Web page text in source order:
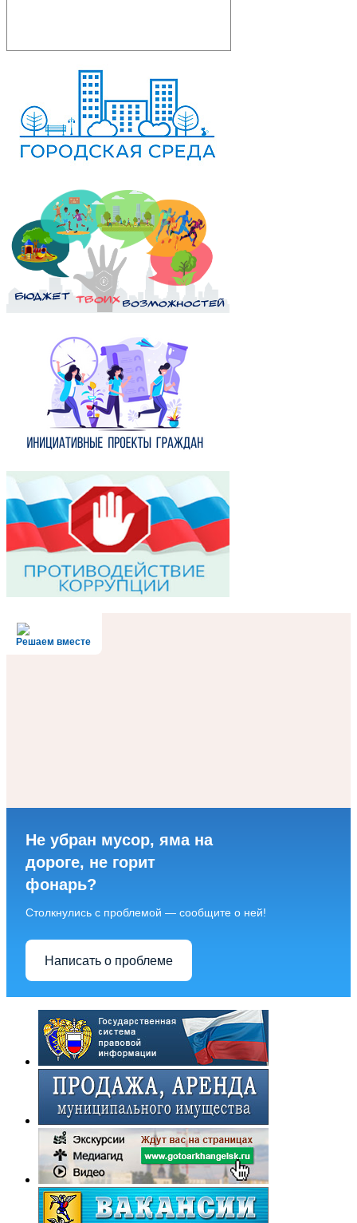
Решаем вместе
Не убран мусор, яма на
дороге, не горит
фонарь?
Столкнулись с проблемой — сообщите о ней!
Написать о проблеме